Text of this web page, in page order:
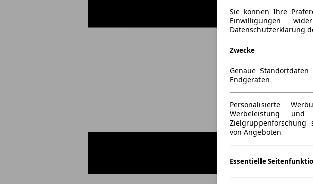
Sie können Ihre
Einwilligungen
Datenschutzerklärung
Zwecke
Genaue
Endgeräten
Personalisierte
Werbeleistung
Zielgruppenforschung
von Angeboten
Essentielle